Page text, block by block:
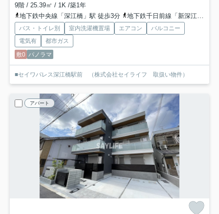
9階 / 25.39㎡ / 1K /築1年
地下鉄中央線「深江橋」駅 徒歩3分
地下鉄千日前線「新深江」駅 徒歩17分
バス・トイレ別 室内洗濯機置場 エアコン
バルコニー
電気有
都市ガス
敷0 パノラマ
■セイワパレス深江橋駅前 （株式会社セイライフ 取扱い物件）
アパート